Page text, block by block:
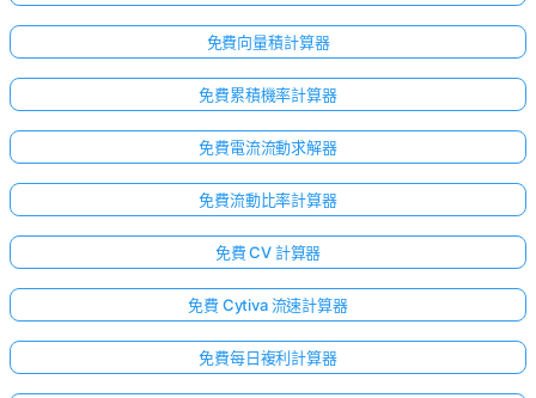
免費向量積計算器
免費累積機率計算器
免費電流流動求解器
免費流動比率計算器
免費 CV 計算器
免費 Cytiva 流速計算器
免費每日複利計算器